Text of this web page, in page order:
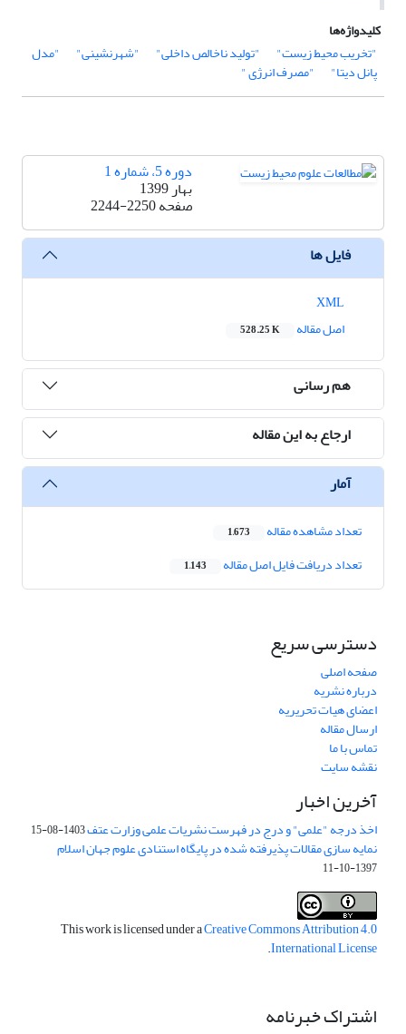
کلیدواژه‌ها
"تخریب محیط زیست"
"تولید ناخالص داخلی" "شهرنشینی" "مدل
پانل دیتا" "مصرف انرژی "
دوره 5، شماره 1
بهار 1399
صفحه2244-2250
فایل ها
اصل مقاله
528.25 K
هم رسانی
ارجاع به این مقاله
آمار
تعداد مشاهده مقاله 1,673
تعداد دریافت فایل اصل مقاله 1,143
دسترسی سریع
صفحه اصلی
درباره نشریه
اعضای هیات تحریریه
ارسال مقاله
تماس با ما
نقشه سایت
آخرین اخبار
اخذ درجه "علمی" و درج در فهرست نشریات علمی وزارت عتف1403-08-15
نمایه سازی مقالات پذیرفته شده در پایگاه استنادی علوم جهان اسلام
1397-10-11
This work is licensed under aCreative Commons Attribution 4.0
International License
.
اشتراک خبرنامه